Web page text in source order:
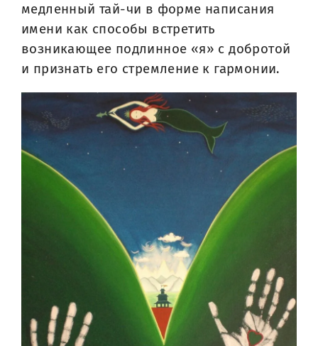
медленный тай-чи в форме написания
имени как способы встретить
возникающее подлинное «я» с добротой
и признать его стремление к гармонии.